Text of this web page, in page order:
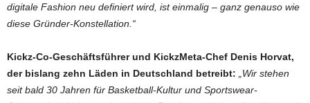
digitale Fashion neu definiert wird, ist einmalig – ganz genauso wie
diese Gründer-Konstellation.“
Kickz-Co-Geschäftsführer und KickzMeta-Chef Denis Horvat,
der bislang zehn Läden in Deutschland betreibt:
„Wir stehen
seit bald 30 Jahren für Basketball-Kultur und Sportswear-